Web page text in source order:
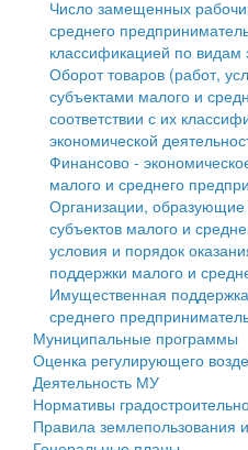
Социальная защита
Фотоальбом
Муниципальные услуги
Проекты
Антимонопольный
Противодействие
Информационная
среднего
Муниципальные программы
Контрольно-счетная палата
Персональные данные
Оценка регулирующего
Деятельность МУ
Нормативы
Правила землепользования
Генеральные планы
Число замещенных
среднего
классификацией по видам
Оборот товаров (работ,
субъектами малого и
соответствии с их
экономической
Финансово -
малого и среднего
Организации, образующие
субъектов малого и
условия и порядок
поддержки малого и
Имущественная
среднего
Муниципальные программы
Оценка регулирующего
Деятельность МУ
Нормативы
Правила землепользования